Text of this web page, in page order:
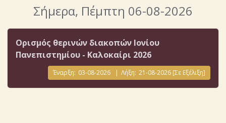
Σήμερα, Πέμπτη 06-08-2026
Ορισμός θερινών διακοπών Ιονίου
Πανεπιστημίου - Καλοκαίρι 2026
Έναρξη: 03-08-2026 | Λήξη: 21-08-2026 [Σε Εξέλιξη]